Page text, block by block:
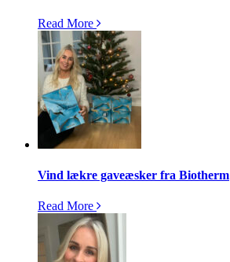
Read More
Vind lækre gaveæsker fra Biotherm
Read More